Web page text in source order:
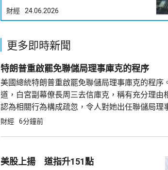
財經 24.06.2026
更多即時新聞
特朗普重啟罷免聯儲局理事庫克的程序
美國總統特朗普重啟罷免聯儲局理事庫克的程
道，白宮副幕僚長周三去信庫克，稱有充分理由
認為相關行為構成疏忽，令人對她出任聯儲局
銷她的理事職位，要求她在21日內提交書面回覆
財經 6分鐘前
美股上揚 道指升151點